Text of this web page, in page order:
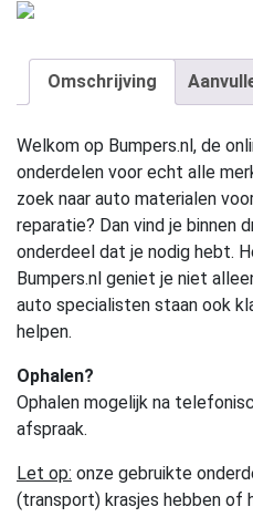
Omschrijving
Welkom op Bumpers.nl, de
onderdelen voor echt alle
zoek naar auto materialen
reparatie? Dan vind je binnen
onderdeel dat je nodig hebt.
Bumpers.nl geniet je niet
auto specialisten staan ook
helpen.
Ophalen?
Ophalen mogelijk na
afspraak.
Let op: onze gebruikte
(transport) krasjes hebben of